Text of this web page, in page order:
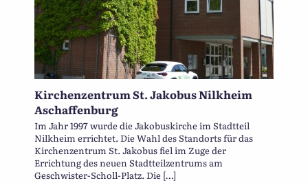
Kirchenzentrum St. Jakobus Nilkheim
Aschaffenburg
Im Jahr 1997 wurde die Jakobuskirche im Stadtteil
Nilkheim errichtet. Die Wahl des Standorts für das
Kirchenzentrum St. Jakobus fiel im Zuge der
Errichtung des neuen Stadtteilzentrums am
Geschwister-Scholl-Platz. Die […]